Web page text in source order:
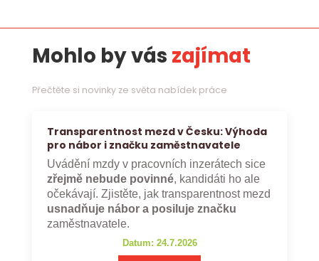
Mohlo by vás zajímat
Přečtěte si novinky ze světa nabídek práce
Transparentnost mezd v Česku: Výhoda
pro nábor i značku zaměstnavatele
Uvádění mzdy v pracovních inzerátech sice
zřejmě nebude povinné, kandidáti ho ale
očekávají. Zjistěte, jak transparentnost mezd
usnadňuje nábor a posiluje značku
zaměstnavatele.
Datum: 24.7.2026